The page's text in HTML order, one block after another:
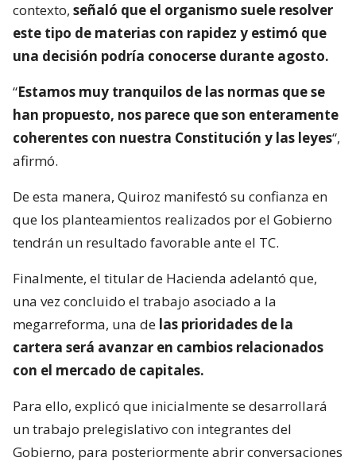
contexto, señaló que el organismo suele resolver
este tipo de materias con rapidez y estimó que
una decisión podría conocerse durante agosto.
“Estamos muy tranquilos de las normas que se
han propuesto, nos parece que son enteramente
coherentes con nuestra Constitución y las leyes“,
afirmó.
De esta manera, Quiroz manifestó su confianza en
que los planteamientos realizados por el Gobierno
tendrán un resultado favorable ante el TC.
Finalmente, el titular de Hacienda adelantó que,
una vez concluido el trabajo asociado a la
megarreforma, una de las prioridades de la
cartera será avanzar en cambios relacionados
con el mercado de capitales.
Para ello, explicó que inicialmente se desarrollará
un trabajo prelegislativo con integrantes del
Gobierno, para posteriormente abrir conversaciones